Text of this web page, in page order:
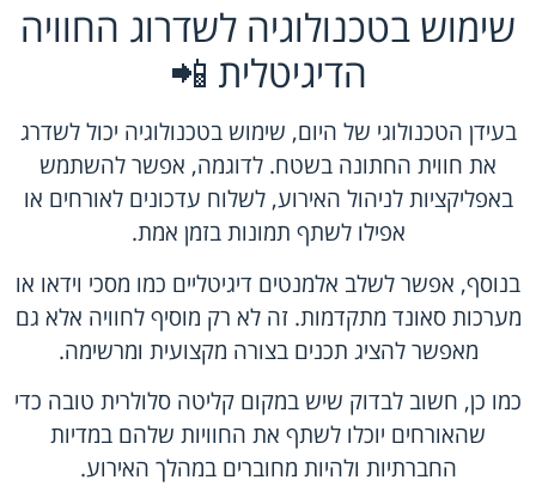
שימוש בטכנולוגיה לשדרוג החוויה
הדיגיטלית 📲
בעידן הטכנולוגי של היום, שימוש בטכנולוגיה יכול לשדרג
את חווית החתונה בשטח. לדוגמה, אפשר להשתמש
באפליקציות לניהול האירוע, לשלוח עדכונים לאורחים או
אפילו לשתף תמונות בזמן אמת.
בנוסף, אפשר לשלב אלמנטים דיגיטליים כמו מסכי וידאו או
מערכות סאונד מתקדמות. זה לא רק מוסיף לחוויה אלא גם
מאפשר להציג תכנים בצורה מקצועית ומרשימה.
כמו כן, חשוב לבדוק שיש במקום קליטה סלולרית טובה כדי
שהאורחים יוכלו לשתף את החוויות שלהם במדיות
החברתיות ולהיות מחוברים במהלך האירוע.